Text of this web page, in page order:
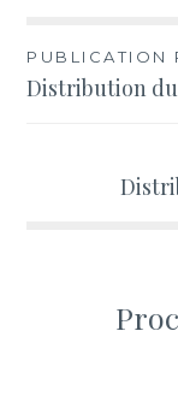
de
PUBLICATION
Distribution du